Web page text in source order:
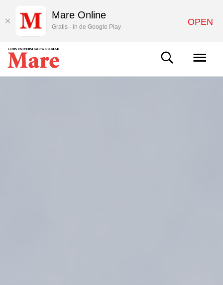
Mare Online
Gratis - in de Google Play OPEN